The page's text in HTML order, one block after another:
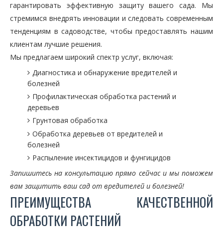
гарантировать эффективную защиту вашего сада. Мы
стремимся внедрять инновации и следовать современным
тенденциям в садоводстве, чтобы предоставлять нашим
клиентам лучшие решения.
Мы предлагаем широкий спектр услуг, включая:
Диагностика и обнаружение вредителей и
болезней
Профилактическая обработка растений и
деревьев
Грунтовая обработка
Обработка деревьев от вредителей и
болезней
Распыление инсектицидов и фунгицидов
Запишитесь на консультацию прямо сейчас и мы поможем
вам защитить ваш сад от вредителей и болезней!
ПРЕИМУЩЕСТВА КАЧЕСТВЕННОЙ
ОБРАБОТКИ РАСТЕНИЙ